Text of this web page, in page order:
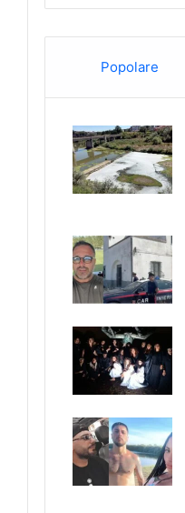
Popolare